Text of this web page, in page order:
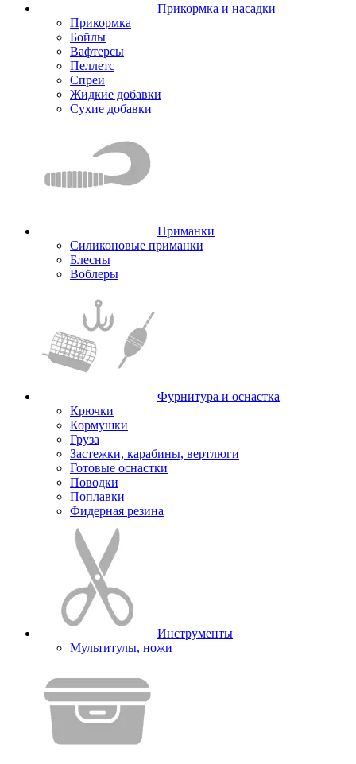
Прикормка и насадки
Прикормка
Бойлы
Вафтерсы
Пеллетс
Спреи
Жидкие добавки
Сухие добавки
Приманки
Силиконовые приманки
Блесны
Воблеры
Фурнитура и оснастка
Крючки
Кормушки
Груза
Застежки, карабины, вертлюги
Готовые оснастки
Поводки
Поплавки
Фидерная резина
Инструменты
Мультитулы, ножи